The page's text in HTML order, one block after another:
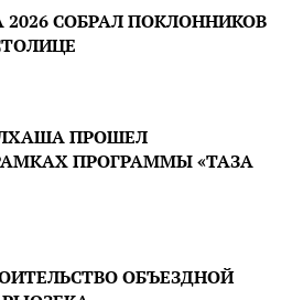
2026 СОБРАЛ ПОКЛОННИКОВ
ПРОШЕЛ
ПРОГРАММЫ «ТАЗА
ОБЪЕЗДНОЙ